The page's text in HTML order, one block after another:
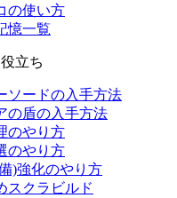
の使い方
憶一覧
立ち
ソードの入手方法
の盾の入手方法
のやり方
のやり方
)強化のやり方
スクラビルド